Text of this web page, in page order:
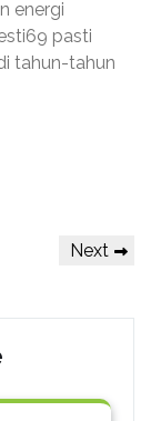
energi
pasti
tahun-tahun
Next
Next